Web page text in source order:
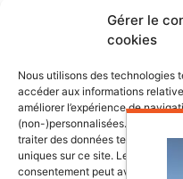
Gérer le
cookies
Nous utilisons des technologies
accéder aux informations
améliorer l’expérience de
(non-)personnalisées.
traiter des données telles que le
uniques sur ce site. Le fait de ne
consentement peut avoir un
Imaginez : des
plongent dans une
encore salées par …
Lire l’article